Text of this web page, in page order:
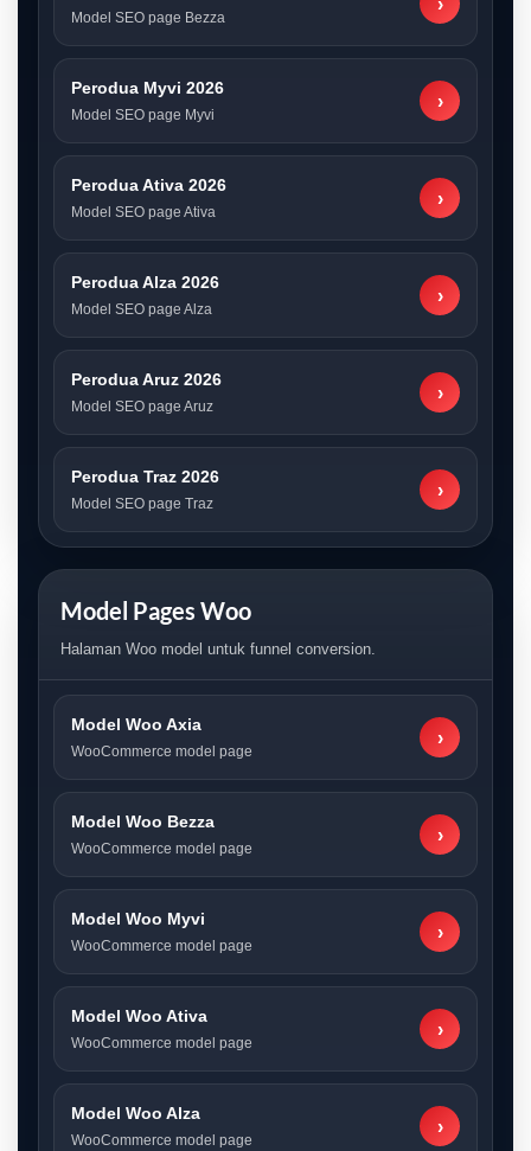
Model SEO page Bezza
Perodua Myvi 2026
Model SEO page Myvi
›
Perodua Ativa 2026
Model SEO page Ativa
›
Perodua Alza 2026
Model SEO page Alza
›
Perodua Aruz 2026
Model SEO page Aruz
›
Perodua Traz 2026
Model SEO page Traz
›
Model Pages Woo
Halaman Woo model untuk funnel conversion.
Model Woo Axia
WooCommerce model page
›
Model Woo Bezza
WooCommerce model page
›
Model Woo Myvi
WooCommerce model page
›
Model Woo Ativa
WooCommerce model page
›
Model Woo Alza
WooCommerce model page
›